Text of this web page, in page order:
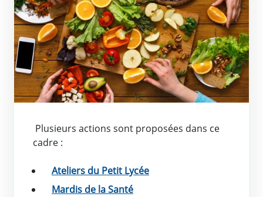
Plusieurs actions sont proposées dans ce
cadre :
Ateliers du Petit Lycée
Mardis de la Santé